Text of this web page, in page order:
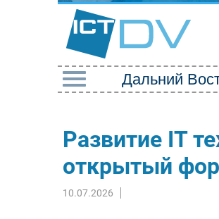
Импорто­замещение
Автоматизация
Промышленности
Развитие IT
открытый
10.07.2026